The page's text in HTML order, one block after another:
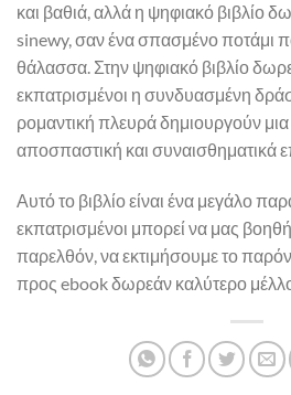
και βαθιά, αλλά η ψηφιακό βιβλίο
sinewy, σαν ένα σπασμένο ποτάμι
θάλασσα. Στην ψηφιακό βιβλίο
εκπατρισμένοι η συνδυασμένη
ρομαντική πλευρά δημιουργούν μια
αποσπαστική και συναισθηματικά
Αυτό το βιβλίο είναι ένα μεγάλο
εκπατρισμένοι μπορεί να μας
παρελθόν, να εκτιμήσουμε το
προς ebook δωρεάν καλύτερο